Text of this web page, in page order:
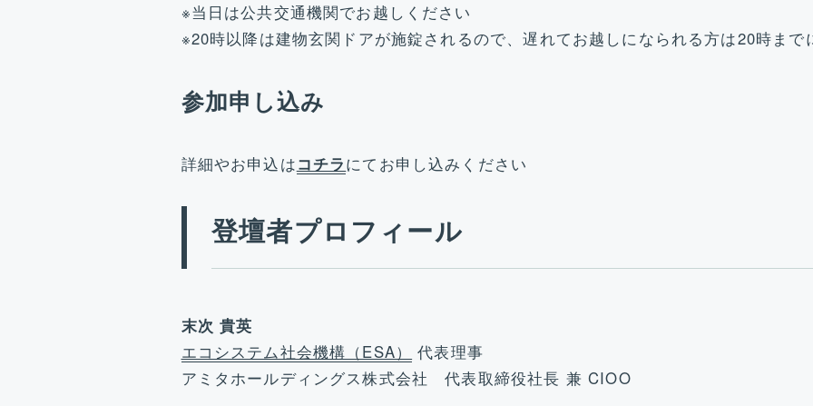
※当日は公共交通機関でお越しください
※20時以降は建物玄関ドアが施錠されるので、遅れてお越しになられる方は20時まで
参加申し込み
詳細やお申込はコチラにてお申し込みください
登壇者プロフィール
末次 貴英
エコシステム社会機構（ESA）
代表理事
アミタホールディングス株式会社 代表取締役社長 兼 CIOO